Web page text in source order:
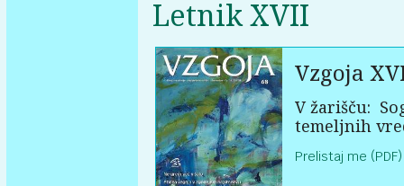
Letnik XVII
Vzgoja
V žarišču:
temeljnih
Prelistaj me (PDF)